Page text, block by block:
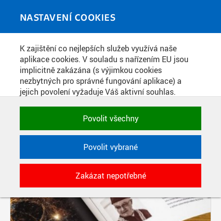
NASTAVENÍ COOKIES
K zajištění co nejlepších služeb využívá naše
aplikace cookies. V souladu s nařízením EU jsou
implicitně zakázána (s výjimkou cookies
nezbytných pro správné fungování aplikace) a
jejich povolení vyžaduje Váš aktivní souhlas.
zakázat, případně vybrat a povolit cookies podle
kategorie. Svoje rozhodnutí můžete samozřejmě
kdykoli změnit.
POTŘEBNÉ
Technické cookies využívané aplikacemi
ČVUT pro uchování jejich nastavení,
vlastností a identifikátorů relace. Jsou
nezbytné pro správné fungování a jsou
Povolit všechny
Povolit vybrané
Zakázat nepotřebné
MEDIATÉKA
PŘÍSPĚVKY PODLE FILTRU
Aktivní filtry: ŠTÍTEK: CTN